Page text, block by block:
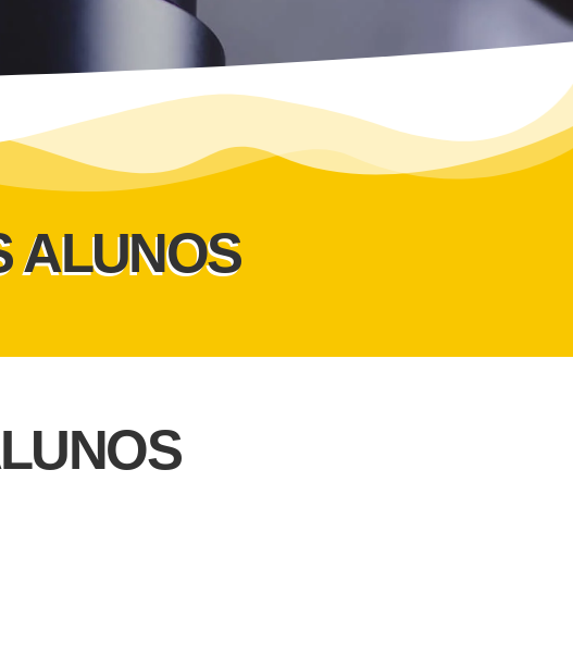
ALUNOS